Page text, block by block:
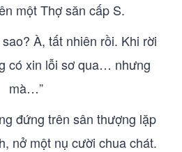
một Thợ săn cấp S.
À, tất nhiên rồi. Khi rời
có xin lỗi sơ qua… nhưng
mà…”
đứng trên sân thượng lặp
nở một nụ cười chua chát.